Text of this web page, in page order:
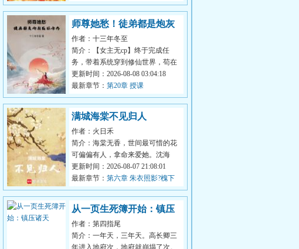
业怎么办？
师尊她愁！徒弟都是炮灰
反派咋办
作者：十三年冬至
简介：【女主无cp】终于完成任
务，带着系统穿到修仙世界，苟在
雾隐峰养老的陆清。几百年后，被
忍无可忍的...
更新时间：2026-08-08 03:04:18
最新章节： 第20章 授课
满城海棠不见归人
作者：火日禾
简介：海棠无香，世间最可惜的花
可偏偏有人，拿命来爱她。沈海
棠，将门之女，五岁养在长公主膝
下。等的人...
更新时间：2026-08-07 21:08:01
最新章节： 第六章 朱衣照影?槐下
窥灯
从一页生死簿开始：镇压
诸天
作者：第四指尾
简介：一年天，三年天。高长卿三
年进入地府次，地府就崩塌了次。